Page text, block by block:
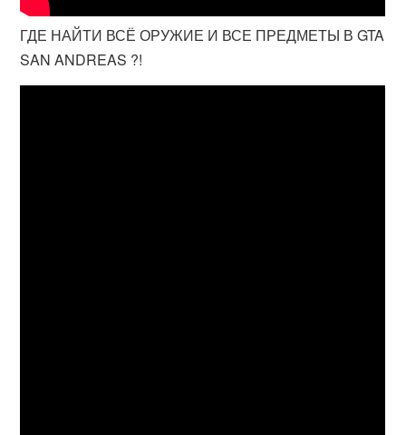
ГДЕ НАЙТИ ВСЁ ОРУЖИЕ И ВСЕ ПРЕДМЕТЫ В GTA
SAN ANDREAS ?!